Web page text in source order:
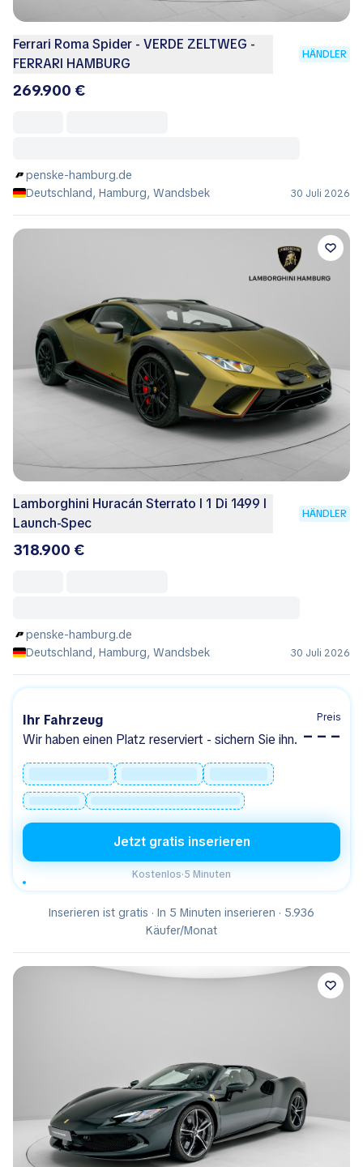
Ferrari Roma Spider - VERDE ZELTWEG -
FERRARI HAMBURG
HÄNDLER
269.900 €
penske-hamburg.de
Deutschland, Hamburg, Wandsbek
30 Juli 2026
Lamborghini Huracán Sterrato I 1 Di 1499 I
Launch-Spec
HÄNDLER
318.900 €
penske-hamburg.de
Deutschland, Hamburg, Wandsbek
30 Juli 2026
Ihr Fahrzeug
Wir haben einen Platz reserviert - sichern Sie ihn.
Preis
– – –
Jetzt gratis inserieren
Kostenlos·5 Minuten
Inserieren ist gratis · In 5 Minuten inserieren · 5.936
Käufer/Monat